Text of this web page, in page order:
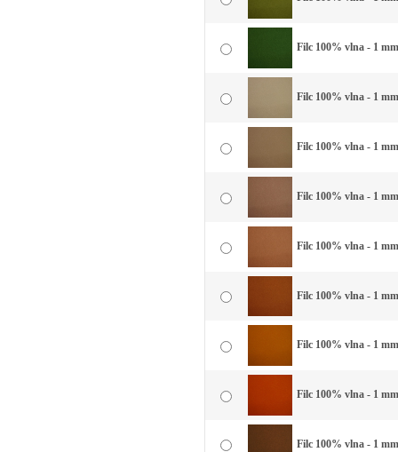
Filc 100% vlna - 1
Filc 100% vlna - 1
Filc 100% vlna - 1
Filc 100% vlna - 1
Filc 100% vlna - 1
Filc 100% vlna - 1
Filc 100% vlna - 1
Filc 100% vlna - 1
Filc 100% vlna - 1